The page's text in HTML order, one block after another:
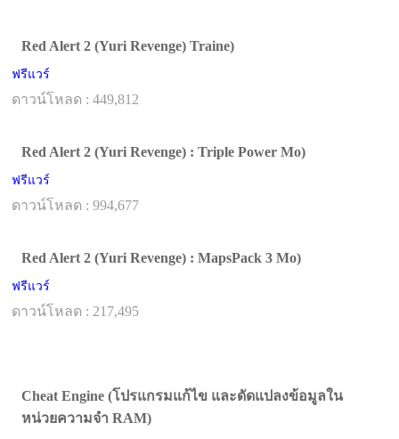
Red Alert 2 (Yuri Revenge) Traine)
ฟรีแวร์
ดาวน์โหลด : 449,812
Red Alert 2 (Yuri Revenge) : Triple Power Mo)
ฟรีแวร์
ดาวน์โหลด : 994,677
Red Alert 2 (Yuri Revenge) : MapsPack 3 Mo)
ฟรีแวร์
ดาวน์โหลด : 217,495
Cheat Engine (โปรแกรมแก้ไข และดัดแปลงข้อมูลใน
หน่วยความจำ RAM)